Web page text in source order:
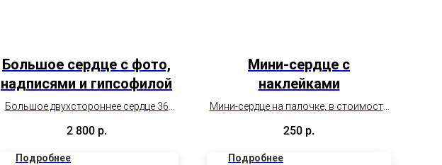
Большое сердце с фото,
надписями и гипсофилой
Большое двухстороннее сердце 36
памятными фотографиями.
2 800 р.
Подробнее
Мини-сердце с
наклейками
Мини-сердце на палочке, в стоимость
обратной стороне.
250 р.
Подробнее